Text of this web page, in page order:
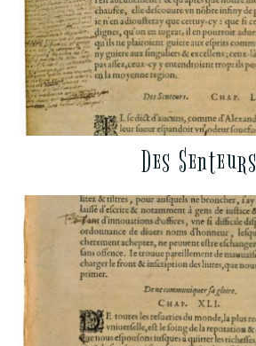
Des Senteurs